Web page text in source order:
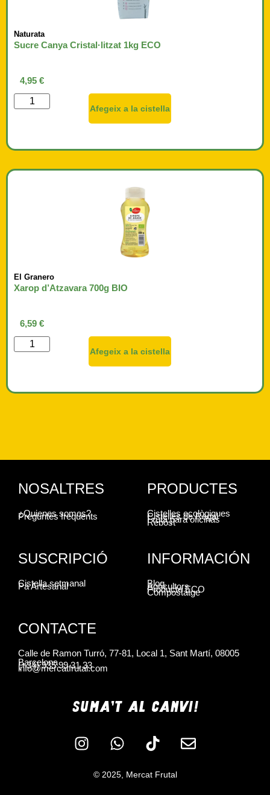
Naturata
Sucre Canya Cristal·litzat 1kg ECO
4,95 €
Afegeix a la cistella
El Granero
Xarop d’Atzavara 700g BIO
6,59 €
Afegeix a la cistella
NOSALTRES
¿Quienes somos?
Preguntes freqüents
PRODUCTES
Cistelles ecològiques
Cistelles de Regal
Fruta para oficinas
Rebost
SUSCRIPCIÓ
Cistella setmanal
Pa Artesanal
INFORMACIÓN
Blog
Agricultors
Producte ECO
Compostatge
CONTACTE
Calle de Ramon Turró, 77-81, Local 1, Sant Martí, 08005
Barcelona
(+34) 935 99 31 33
info@mercatfrutal.com
SUMA'T AL CANVI!
© 2025, Mercat Frutal